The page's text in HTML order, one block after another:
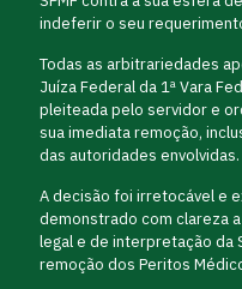
indeferir o seu
Todas as arbitrariedades
Juíza Federal da 1ª Vara
pleiteada pelo servidor e
sua imediata remoção,
das autoridades envolvidas.
A decisão foi irretocável e
demonstrado com clareza
legal e de interpretação da
remoção dos Peritos